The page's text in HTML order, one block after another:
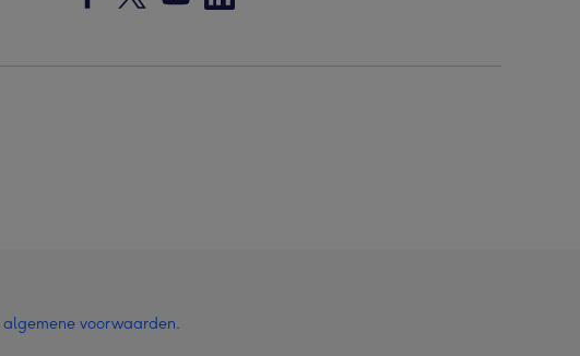
algemene voorwaarden.